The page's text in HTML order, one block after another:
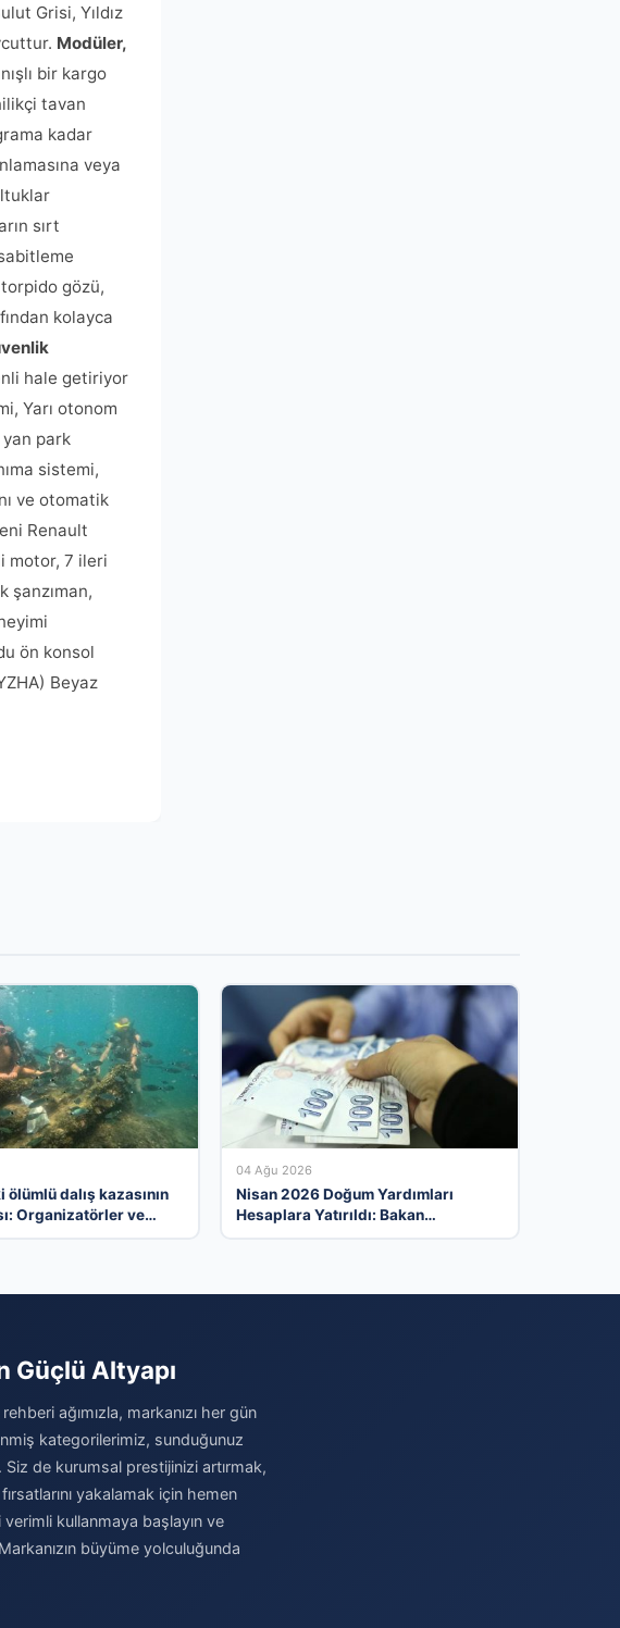
Grisi, Yıldız
Modüler,
bir kargo
tavan
kadar
veya
sırt
gözü,
kolayca
hale getiriyor
Yarı otonom
park
sistemi,
ve otomatik
Renault
motor, 7 ileri
şanzıman,
ön konsol
Beyaz
ölümlü dalış kazasının
Organizatörler ve
04 Ağu 2026
Nisan 2026 Doğum Yardımları
Hesaplara Yatırıldı: Bakan
Güçlü Altyapı
ağımızla, markanızı her gün
kategorilerimiz, sunduğunuz
de kurumsal prestijinizi artırmak,
yakalamak için hemen
kullanmaya başlayın ve
büyüme yolculuğunda